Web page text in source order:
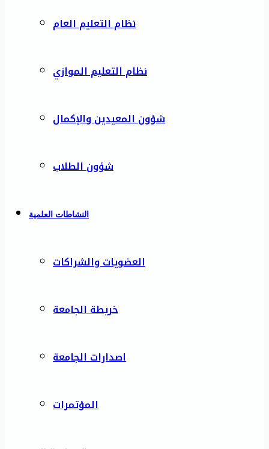
نظام التعليم العام
نظام التعليم الموازي
شؤون المعيدين والإكمال
شؤون الطلاب
النشاطات العلمية
العضويات والشراكات
خريطة الجامعة
اصدارات الجامعة
المؤتمرات